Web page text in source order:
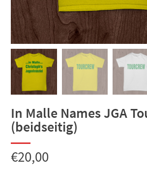
In Malle Names JGA
(beidseitig)
€20,00